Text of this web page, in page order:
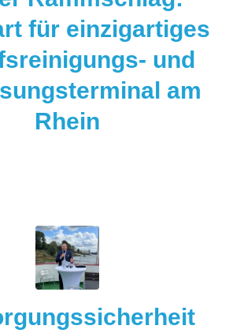
für einzigartiges
und
am
Rhein